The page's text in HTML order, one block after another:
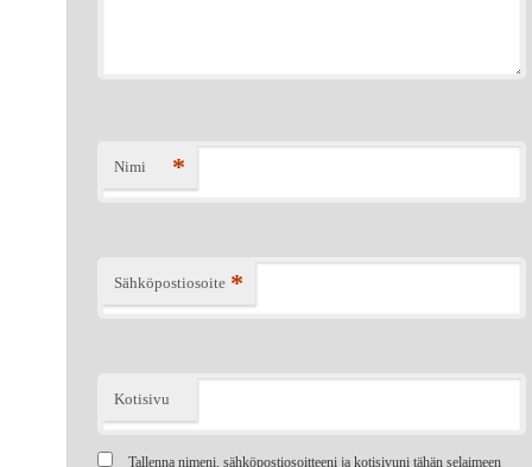
Nimi *
Sähköpostiosoite *
Kotisivu
Tallenna nimeni, sähköpostiosoitteeni ja kotisivuni tähän selaimeen